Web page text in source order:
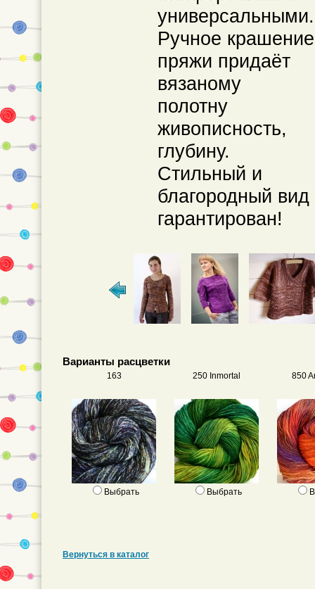
универсальными.
Ручное крашение
пряжи придаёт
вязаному
полотну
живописность,
глубину.
Стильный и
благородный вид
гарантирован!
Варианты расцветки
163
Выбрать
250 Inmortal
Выбрать
850
Вернуться в каталог